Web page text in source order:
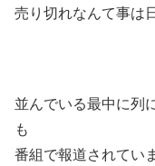
売り切れなんて事は
並んでいる最中に列
も
番組で報道されてい